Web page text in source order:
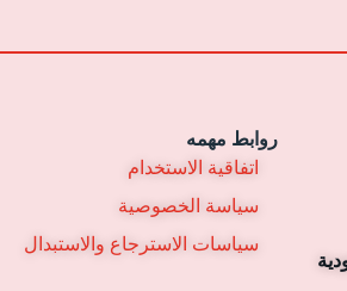
مؤسسة سعودية
روابط مهمه
اتفاقية الاستخدام
سياسة الخصوصية
سياسات الاسترجاع والاستبدال